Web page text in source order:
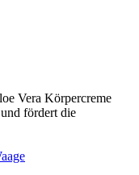
Vera Körpercreme
fördert die